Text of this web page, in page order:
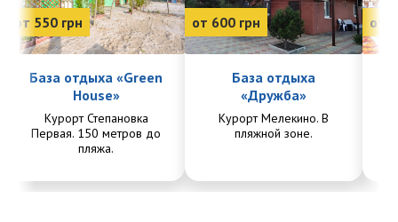
от 550 грн
База отдыха «Green
House»
Курорт Степановка
Первая. 150 метров до
пляжа.
от 600 грн
База отдыха
«Дружба»
Курорт Мелекино. В
пляжной зоне.
от